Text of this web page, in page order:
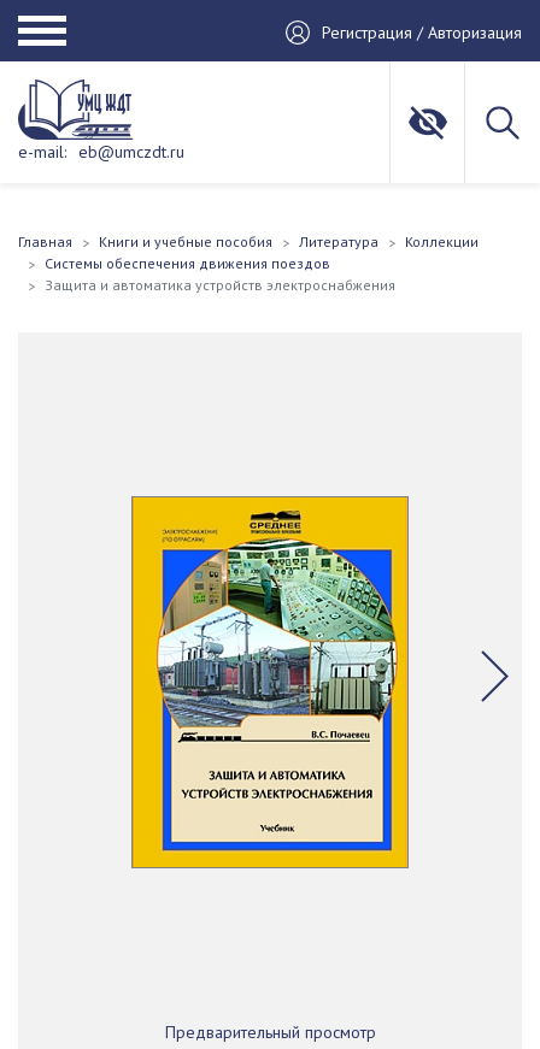
Регистрация / Авторизация
e-mail: eb@umczdt.ru
Главная Книги и учебные пособия Литература
Коллекции
Системы обеспечения движения поездов
Защита и автоматика устройств электроснабжения
Предварительный просмотр